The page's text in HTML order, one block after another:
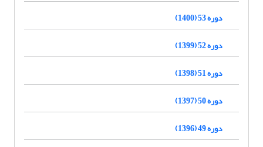
دوره 53 (1400)
دوره 52 (1399)
دوره 51 (1398)
دوره 50 (1397)
دوره 49 (1396)